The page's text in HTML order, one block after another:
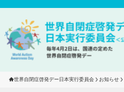
世界自閉症啓発デー日本実行委員会 お知らせ